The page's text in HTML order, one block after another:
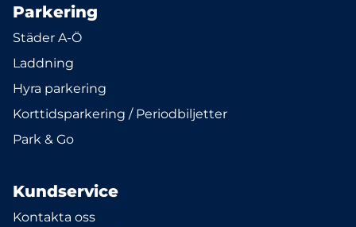
Parkering
Städer A-Ö
Laddning
Hyra parkering
Korttidsparkering / Periodbiljetter
Park & Go
Kundservice
Kontakta oss